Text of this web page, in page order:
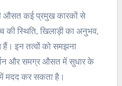
औसत कई प्रमुख कारकों से
की स्थिति, खिलाड़ी का अनुभव,
हैं। इन तत्वों को समझना
और समग्र औसत में सुधार के
में मदद कर सकता है।